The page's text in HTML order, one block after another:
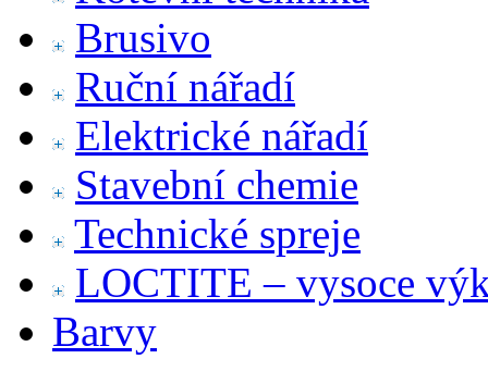
Brusivo
Ruční nářadí
Elektrické nářadí
Stavební chemie
Technické spreje
LOCTITE – vysoce
Barvy